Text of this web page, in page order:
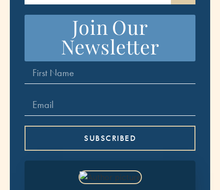
Join Our
Newsletter
SUBSCRIBED